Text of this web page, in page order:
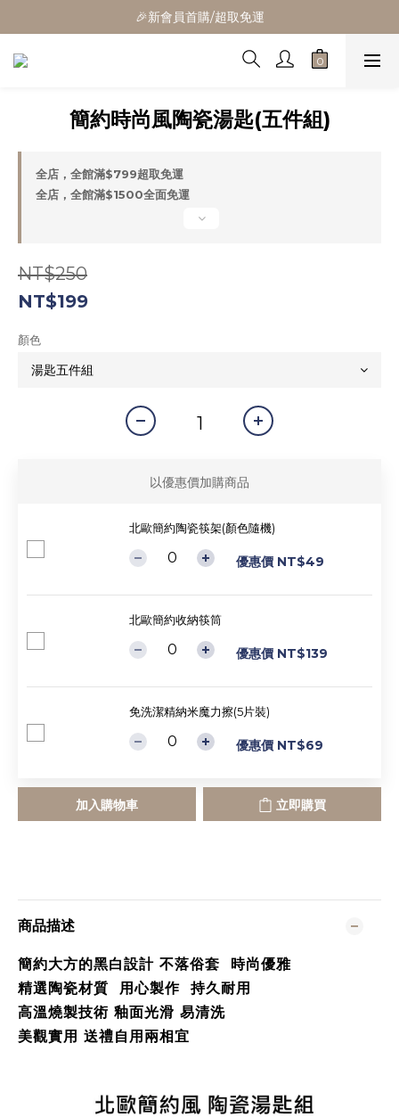
🎁全館消費滿1300立折100
🎉新會員首購/超取免運
🚛全館滿$799超取免運  $1500宅配免運
簡約時尚風陶瓷湯匙(五件組)
全店，全館滿$799超取免運
全店，全館滿$1500全面免運
NT$250
NT$199
顏色
以優惠價加購商品
北歐簡約陶瓷筷架(顏色隨機)
優惠價 NT$49
北歐簡約收納筷筒
優惠價 NT$139
免洗潔精納米魔力擦(5片裝)
優惠價 NT$69
加入購物車 立即購買
商品描述
簡約大方的黑白設計 不落俗套 時尚優雅
精選陶瓷材質 用心製作 持久耐用
高溫燒製技術 釉面光滑 易清洗
美觀實用 送禮自用兩相宜